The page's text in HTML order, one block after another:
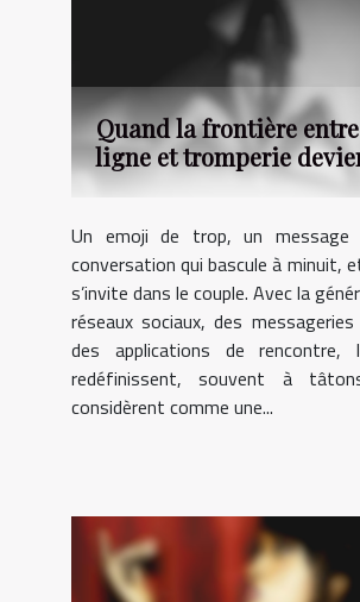
Quand la frontière
ligne et tromperie
Un emoji de trop, un message
conversation qui bascule à minuit,
s’invite dans le couple. Avec la
réseaux sociaux, des
des applications de rencontre,
redéfinissent, souvent à
considèrent comme une...